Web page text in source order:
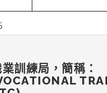
訓練局，簡稱：